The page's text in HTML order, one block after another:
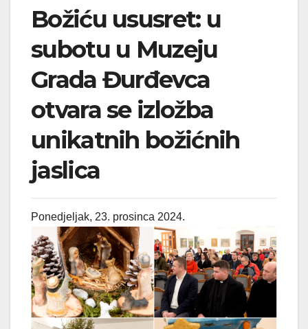
Božiću ususret: u
subotu u Muzeju
Grada Đurđevca
otvara se izložba
unikatnih božićnih
jaslica
Ponedjeljak, 23. prosinca 2024.